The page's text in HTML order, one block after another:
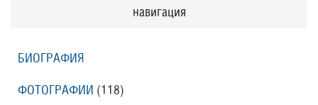
навигация
БИОГРАФИЯ
ФОТОГРАФИИ (118)